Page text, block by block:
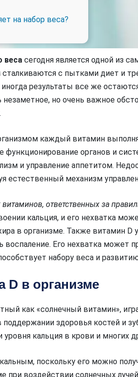
на набор веса?
веса сегодня является одной из
с пытками диет и
результаты все же
но очень важное
каждый витамин
функционирование органов и
и управление аппетитом.
естественный механизм
ответственных за
кальция, и его нехватка
в организме. Также витамин D
воспаление. Его нехватка
набору веса и
D в организме
как «солнечный витамин»,
поддержании здоровья костей и
кальция в крови и многих
поскольку его можно
при воздействии солнечных